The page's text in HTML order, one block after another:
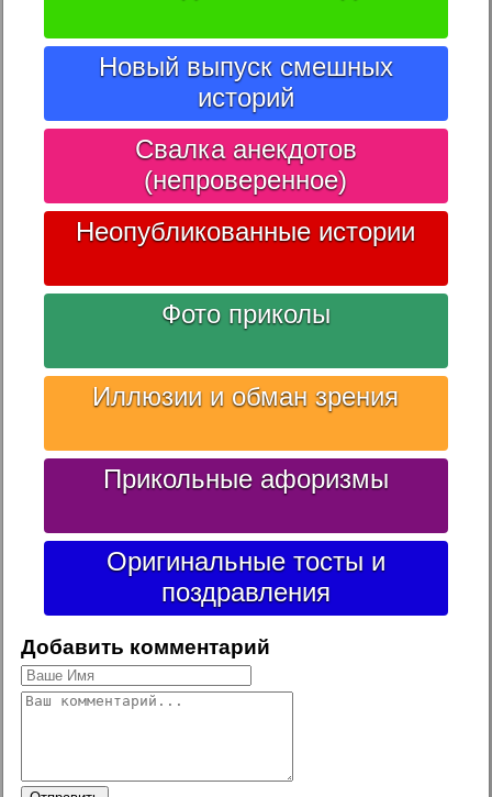
Новый выпуск смешных
историй
Свалка анекдотов
(непроверенное)
Неопубликованные истории
Фото приколы
Иллюзии и обман зрения
Прикольные афоризмы
Оригинальные тосты и
поздравления
Добавить комментарий